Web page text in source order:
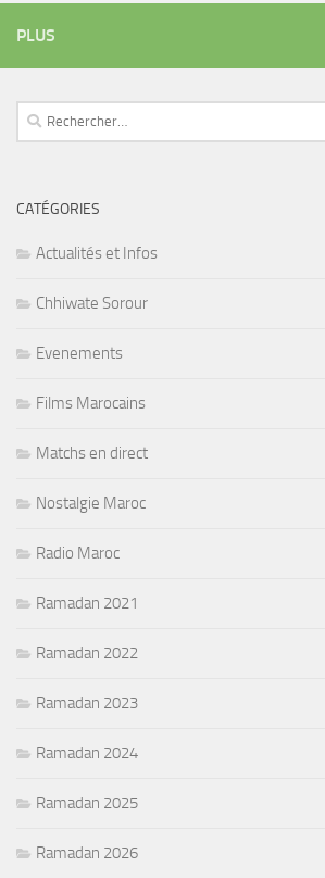
PLUS
Rechercher :
CATÉGORIES
Actualités et Infos
Chhiwate Sorour
Evenements
Films Marocains
Matchs en direct
Nostalgie Maroc
Radio Maroc
Ramadan 2021
Ramadan 2022
Ramadan 2023
Ramadan 2024
Ramadan 2025
Ramadan 2026